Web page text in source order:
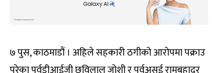
७ पुस, काठमाडौं । अहिले सहकारी ठगीको आरोपमा पक्राउ